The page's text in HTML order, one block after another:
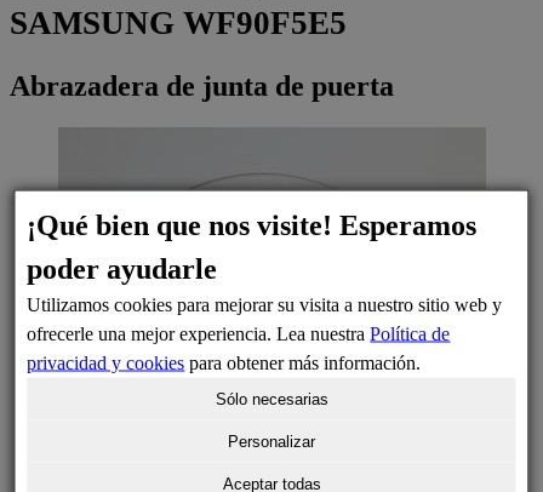
SAMSUNG WF90F5E5
Abrazadera de junta de puerta
¡Qué bien que nos visite! Esperamos
poder ayudarle
Utilizamos cookies para mejorar su visita a nuestro sitio web y
ofrecerle una mejor experiencia. Lea nuestraPolítica de
privacidad y cookies para obtener más información.
Sólo necesarias
Personalizar
Aceptar todas